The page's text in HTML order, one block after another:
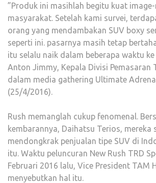
”Produk ini masihlah begitu kuat
masyarakat. Setelah kami survei,
orang yang mendambakan SUV boxy
seperti ini. pasarnya masih tetap
itu selalu naik dalam beberapa waktu ke
Anton Jimmy, Kepala Divisi Pemasaran
dalam media gathering Ultimate
(25/4/2016).
Rush memanglah cukup fenomenal.
kembarannya, Daihatsu Terios, mereka
mendongkrak penjualan tipe SUV di
itu. Waktu peluncuran New Rush TRD
Februari 2016 lalu, Vice President TAM
menyebutkan hal itu.